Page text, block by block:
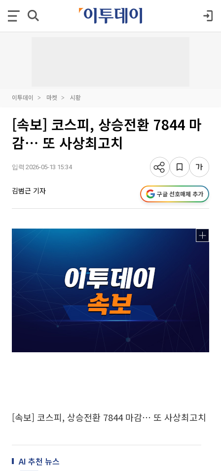
이투데이 마켓 시황
[속보] 코스피, 상승전환 7844 마
감⋯ 또 사상최고치
입력 2026-05-13 15:34
김범근 기자 구글 선호매체 추가
[속보] 코스피, 상승전환 7844 마감⋯ 또 사상최고치
AI 추천 뉴스